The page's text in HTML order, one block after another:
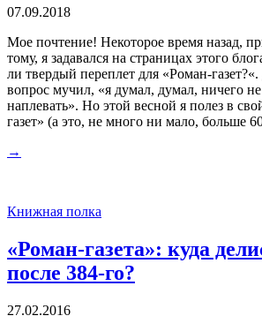
07.09.2018
Мое почтение! Некоторое время назад,
тому, я задавался на страницах этого
ли твердый переплет для «Роман-
вопрос мучил, «я думал, думал, ничего
наплевать». Но этой весной я полез в
газет» (а это, не много ни мало, больше
→
Книжная полка
«Роман-газета»: куда
после 384-го?
27.02.2016